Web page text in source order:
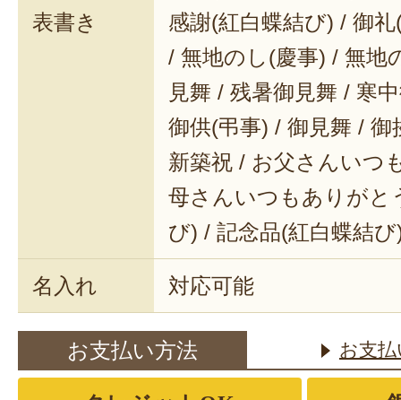
表書き
感謝(紅白蝶結び) / 御
/ 無地のし(慶事) / 無地
見舞 / 残暑御見舞 / 寒
御供(弔事) / 御見舞 / 御
新築祝 / お父さんいつ
母さんいつもありがと
び) / 記念品(紅白蝶結び
名入れ 対応可能
お支払い方法 お支